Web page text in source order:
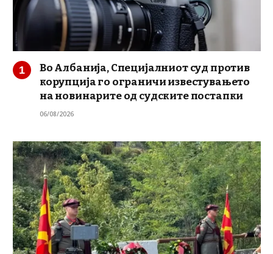
Во Албанија, Специјалниот суд против
корупција го ограничи известувањето
на новинарите од судските постапки
06/08/2026